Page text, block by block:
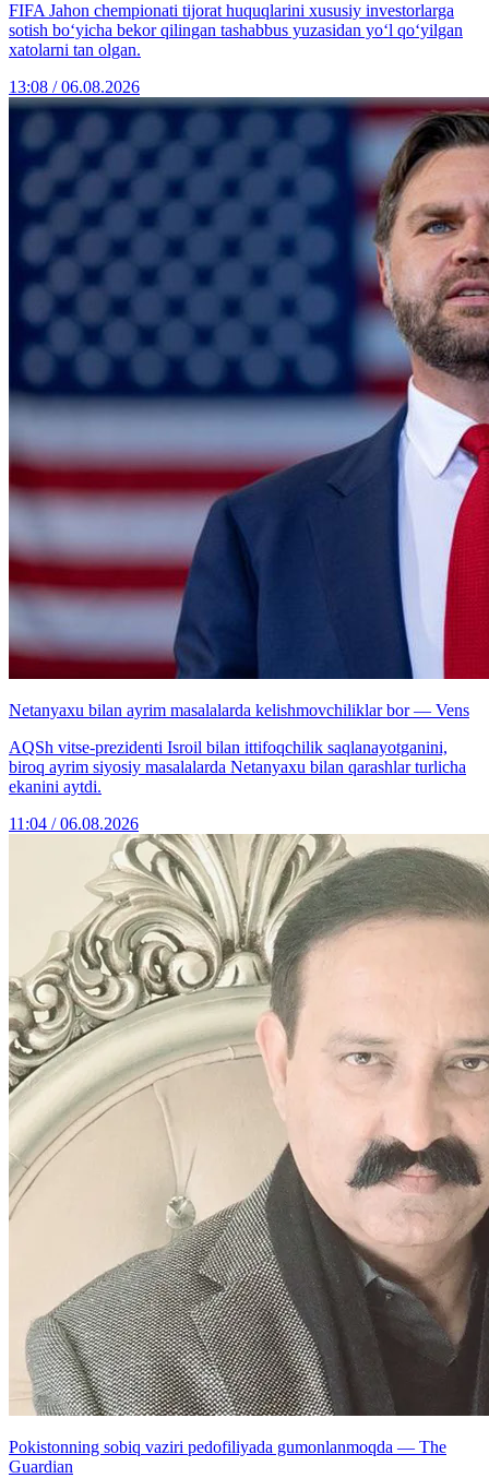
FIFA Jahon chempionati tijorat huquqlarini xususiy investorlarga
sotish bo‘yicha bekor qilingan tashabbus yuzasidan yo‘l qo‘yilgan
xatolarni tan olgan.
13:08 / 06.08.2026
Netanyaxu bilan ayrim masalalarda kelishmovchiliklar bor — Vens
AQSh vitse-prezidenti Isroil bilan ittifoqchilik saqlanayotganini,
biroq ayrim siyosiy masalalarda Netanyaxu bilan qarashlar turlicha
ekanini aytdi.
11:04 / 06.08.2026
Pokistonning sobiq vaziri pedofiliyada gumonlanmoqda — The
Guardian